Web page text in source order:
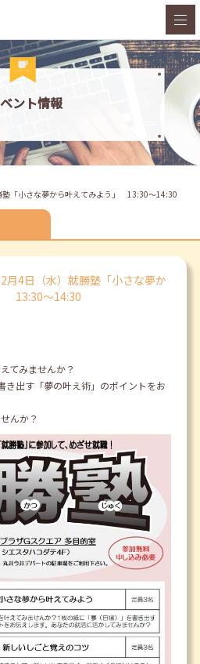
ント情報
塾「小さな夢から叶えてみよう」 13:30～14:30
月4日（水）就勝塾「小さな夢か
13:30～14:30
てみませんか？
き出す「夢の叶え術」のポイントをお
んか？